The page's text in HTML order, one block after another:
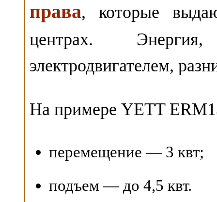
права, которые
центрах. Энергия,
электродвигателем,
На примере YETT
перемещение — 3 квт;
подъем — до 4,5 квт.